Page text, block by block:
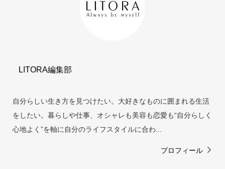
LITORA編集部
自分らしい生き方を見つけたい。大好きなものに囲まれる生活
をしたい。暮らしや仕事、オシャレも美容も恋愛も“自分らしく
心地よく”を軸に自分のライフスタイルに合わ...
プロフィール